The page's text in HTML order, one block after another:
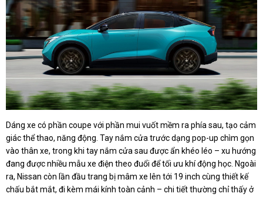
Dáng xe có phần coupe với phần mui vuốt mềm ra phía sau, tạo cảm
giác thể thao, năng động. Tay nắm cửa trước dạng pop-up chìm gọn
vào thân xe, trong khi tay nắm cửa sau được ẩn khéo léo – xu hướng
đang được nhiều mẫu xe điện theo đuổi để tối ưu khí động học. Ngoài
ra, Nissan còn lần đầu trang bị mâm xe lên tới 19 inch cùng thiết kế
chấu bắt mắt, đi kèm mái kính toàn cảnh – chi tiết thường chỉ thấy ở